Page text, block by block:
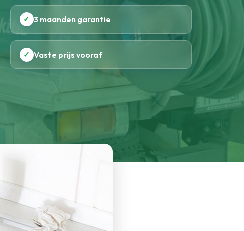
✓ 3 maanden garantie
✓ Vaste prijs vooraf